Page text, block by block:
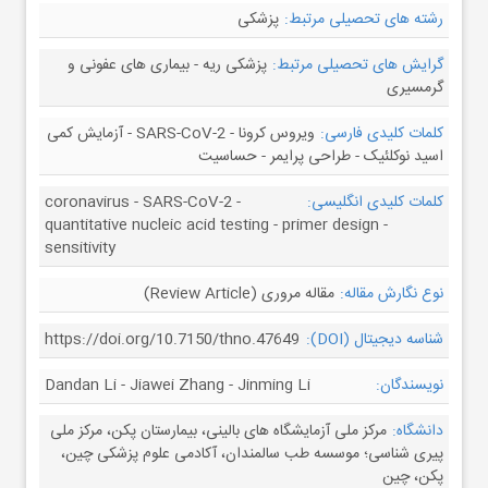
رشته های تحصیلی مرتبط: پزشکی
گرایش های تحصیلی مرتبط: پزشکی ریه - بیماری های عفونی و
گرمسیری
کلمات کلیدی فارسی:
ویروس کرونا - SARS-CoV-2 - آزمایش کمی
اسید نوکلئیک - طراحی پرایمر - حساسیت
کلمات کلیدی انگلیسی:
coronavirus - SARS-CoV-2 -
quantitative nucleic acid testing - primer design -
sensitivity
نوع نگارش مقاله: مقاله مروری (Review Article)
شناسه دیجیتال (DOI):
https://doi.org/10.7150/thno.47649
نویسندگان:
Dandan Li - Jiawei Zhang - Jinming Li
دانشگاه: مرکز ملی آزمایشگاه های بالینی، بیمارستان پکن، مرکز ملی
پیری شناسی؛ موسسه طب سالمندان، آکادمی علوم پزشکی چین،
پکن، چین